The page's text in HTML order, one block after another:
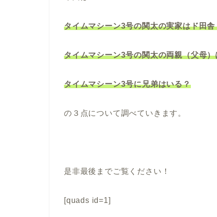
タイムマシーン3号の関太の実家はド田舎
タイムマシーン3号の関太の両親（父母
タイムマシーン3号に兄弟はいる？
の３点について調べていきます。
是非最後までご覧ください！
[quads id=1]